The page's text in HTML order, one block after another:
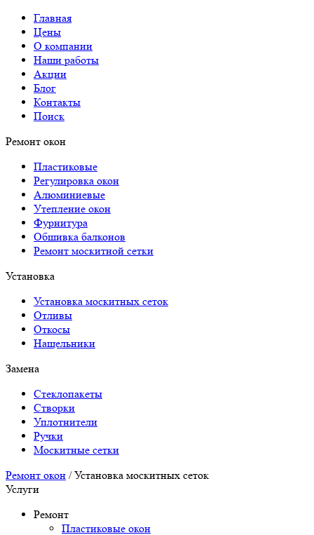
Главная
Цены
О компании
Наши работы
Акции
Блог
Контакты
Поиск
Ремонт окон
Пластиковые
Регулировка окон
Алюминиевые
Утепление окон
Фурнитура
Обшивка балконов
Ремонт москитной сетки
Установка
Установка москитных сеток
Отливы
Откосы
Нащельники
Замена
Стеклопакеты
Створки
Уплотнители
Ручки
Москитные сетки
Ремонт окон /Установка москитных сеток
Услуги
Ремонт
Пластиковые окон